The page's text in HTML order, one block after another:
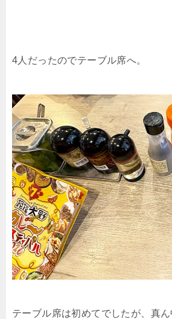
4人だったのでテーブル席へ。
テーブル席は初めてでしたが、真